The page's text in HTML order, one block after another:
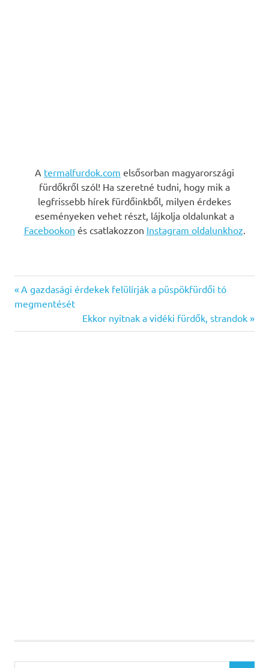
A termalfurdok.com elsősorban magyarországi
fürdőkről szól! Ha szeretné tudni, hogy mik a
legfrissebb hírek fürdőinkből, milyen érdekes
eseményeken vehet részt, lájkolja oldalunkat a
Facebookon és csatlakozzon Instagram oldalunkhoz
Bejegyzés
navigáció
Previous
Post:
A gazdasági érdekek felülírják a püspökfürdői tó
megmentését
Next
Post:
Ekkor nyitnak a vidéki fürdők, strandok